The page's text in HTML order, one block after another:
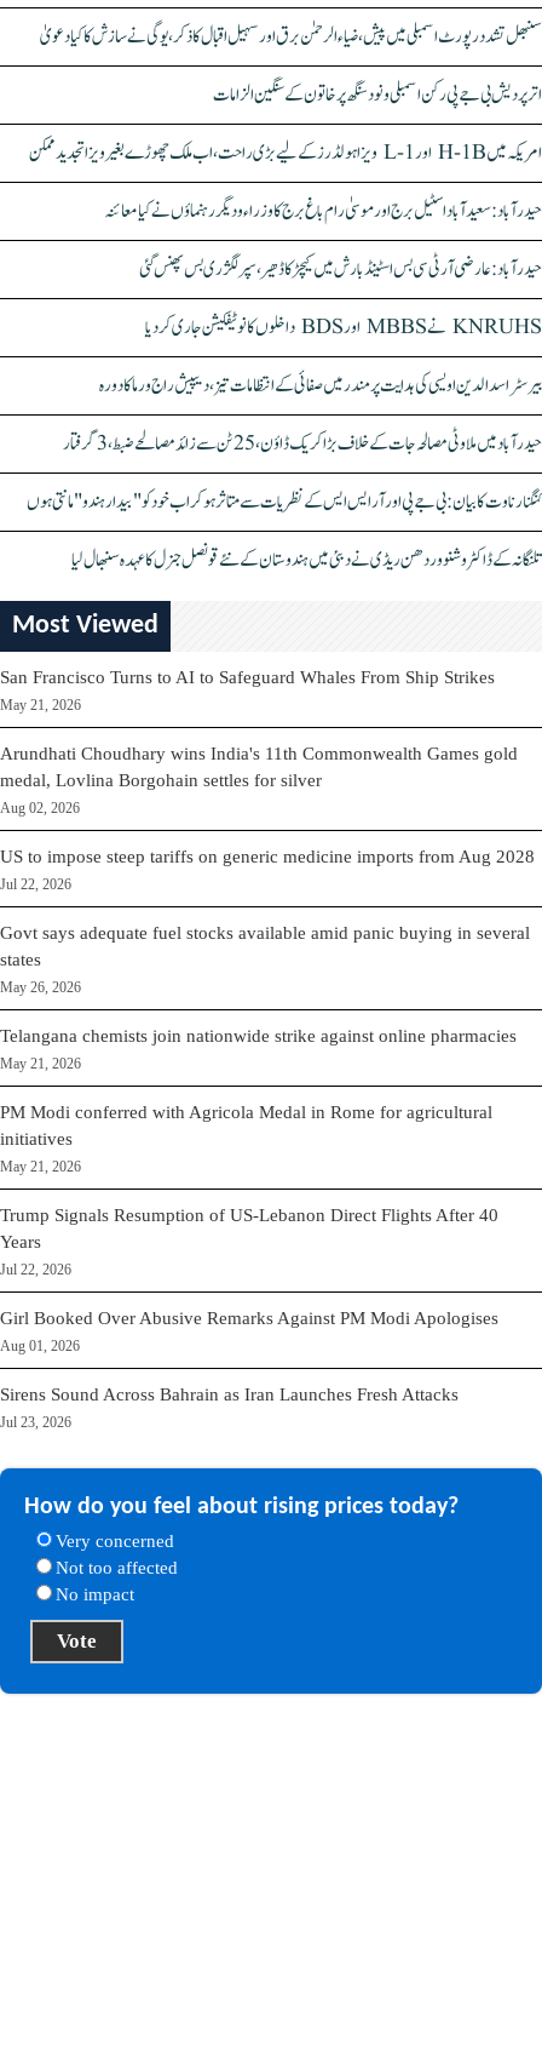
سنبھل تشدد رپورٹ اسمبلی میں پیش، ضیاء الرحمٰن برق اور سہیل اقبال کا ذکر، یوگی نے سازش کا کیا دعویٰ
اتر پردیش بی جے پی رکن اسمبلی ونود سنگھ پر خاتون کے سنگین الزامات
امریکہ میں H-1B اور L-1 ویزا ہولڈرز کے لیے بڑی راحت، اب ملک چھوڑے بغیر ویزا تجدید ممکن
حیدرآباد: سعیدآباد اسٹیل برج اور موسیٰ رام باغ برج کا وزراء و دیگر رہنماؤں نے کیا معائنہ
حیدرآباد: عارضی آر ٹی سی بس اسٹینڈ بارش میں کیچڑ کا ڈھیر، سپر لگژری بس پھنس گئی
KNRUHS نے MBBS اور BDS داخلوں کا نوٹیفکیشن جاری کر دیا
بیرسٹر اسدالدین اویسی کی ہدایت پر مندر میں صفائی کے انتظامات تیز، دیپیش راج ورما کا دورہ
حیدرآباد میں ملاوٹی مصالحہ جات کے خلاف بڑا کریک ڈاؤن، 25 ٹن سے زائد مصالحے ضبط، 3 گرفتار
کنگنا رناوت کا بیان: بی جے پی اور آر ایس ایس کے نظریات سے متاثر ہو کر اب خود کو "بیدار ہندو" مانتی ہوں
تلنگانہ کے ڈاکٹر وشنو وردھن ریڈی نے دبئی میں ہندوستان کے نئے قونصل جنرل کا عہدہ سنبھال لیا
Most Viewed
San Francisco Turns to AI to Safeguard Whales From Ship Strikes
May 21, 2026
Arundhati Choudhary wins India's 11th Commonwealth Games gold
medal, Lovlina Borgohain settles for silver
Aug 02, 2026
US to impose steep tariffs on generic medicine imports from Aug 2028
Jul 22, 2026
Govt says adequate fuel stocks available amid panic buying in several
states
May 26, 2026
Telangana chemists join nationwide strike against online pharmacies
May 21, 2026
PM Modi conferred with Agricola Medal in Rome for agricultural
initiatives
May 21, 2026
Trump Signals Resumption of US-Lebanon Direct Flights After 40
Years
Jul 22, 2026
Girl Booked Over Abusive Remarks Against PM Modi Apologises
Aug 01, 2026
Sirens Sound Across Bahrain as Iran Launches Fresh Attacks
Jul 23, 2026
How do you feel about rising prices today?
Very concerned
Not too affected
No impact